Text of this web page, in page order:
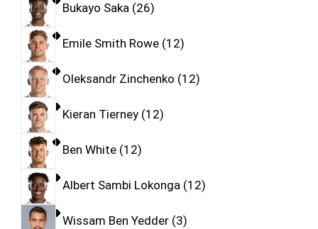
Bukayo Saka 26
Emile Smith Rowe 12
Oleksandr Zinchenko 12
Kieran Tierney 12
Ben White 12
Albert Sambi Lokonga 12
Wissam Ben Yedder 3